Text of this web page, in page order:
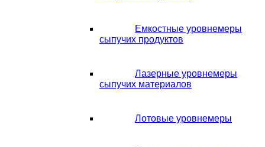
Емкостные уровнемеры
сыпучих продуктов
Лазерные уровнемеры
сыпучих материалов
Лотовые уровнемеры